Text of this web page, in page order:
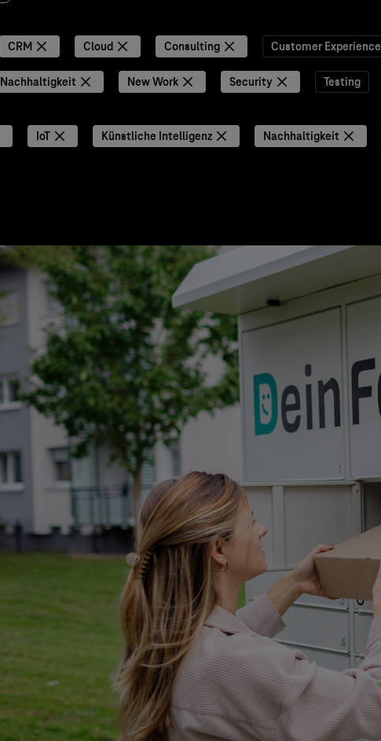
CRM Cloud Consulting Customer Experience
Nachhaltigkeit New Work Security Testing
IoT Künstliche Intelligenz Nachhaltigkeit